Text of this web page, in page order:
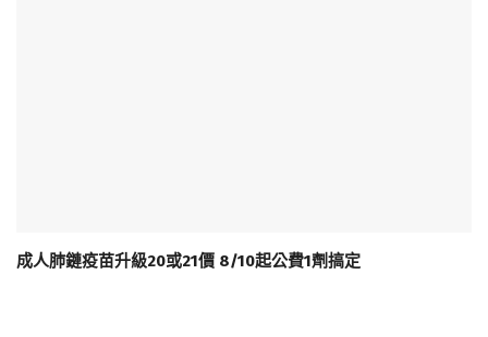
成人肺鏈疫苗升級20或21價 8/10起公費1劑搞定